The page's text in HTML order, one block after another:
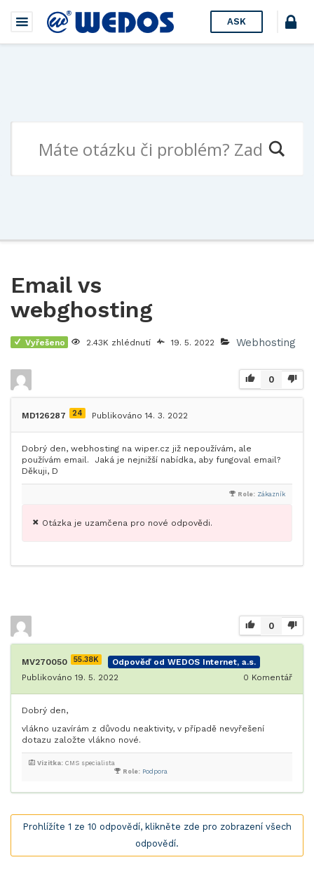
ASK
Email vs
webghosting
Vyřešeno 2.43K zhlédnutí 19. 5. 2022 Webhosting
0
MD126287 24 Publikováno 14. 3. 2022
Dobrý den, webhosting na wiper.cz již nepoužívám, ale
používám email. Jaká je nejnižší nabídka, aby fungoval email?
Děkuji, D
Role: Zákazník
Otázka je uzamčena pro nové odpovědi.
0
MV270050 55.38K
Odpověď od WEDOS Internet, a.s.
Publikováno 19. 5. 2022
0 Komentář
Dobrý den,
vlákno uzavírám z důvodu neaktivity, v případě nevyřešení
dotazu založte vlákno nové.
Role: Podpora
Vizitka: CMS specialista
Prohlížíte 1 ze 10 odpovědí, klikněte zde pro zobrazení všech
odpovědí.